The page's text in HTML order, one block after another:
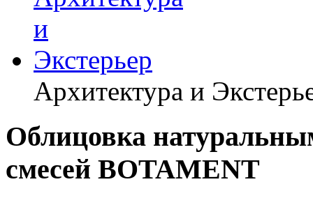
Архитектура и
Облицовка
смесей BOTAMENT